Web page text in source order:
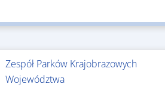
Zespół Parków Krajobrazowych
Województwa